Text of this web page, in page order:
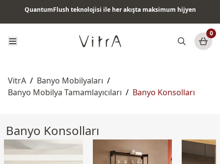
QuantumFlush teknolojisi ile her akışta maksimum hijyen
0
VitrA / Banyo Mobilyaları /
Banyo Mobilya Tamamlayıcıları / Banyo Konsolları
Banyo Konsolları